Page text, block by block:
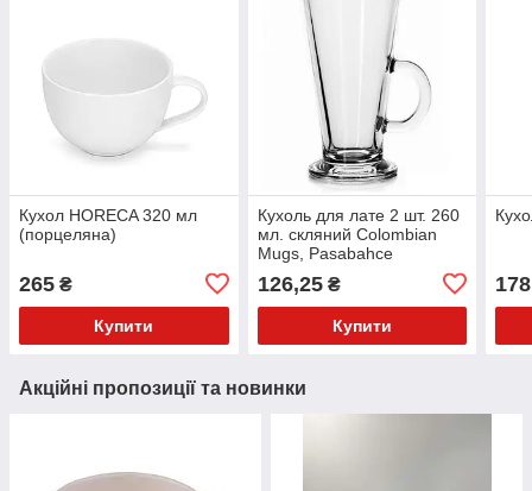
Кухол HORECA 320 мл
(порцеляна)
265 ₴
Купити
Кухоль для лате 2 шт. 260
мл. скляний Colombian
Mugs, Pasabahce
126,25₴
Купити
Акційні пропозиції та новинки